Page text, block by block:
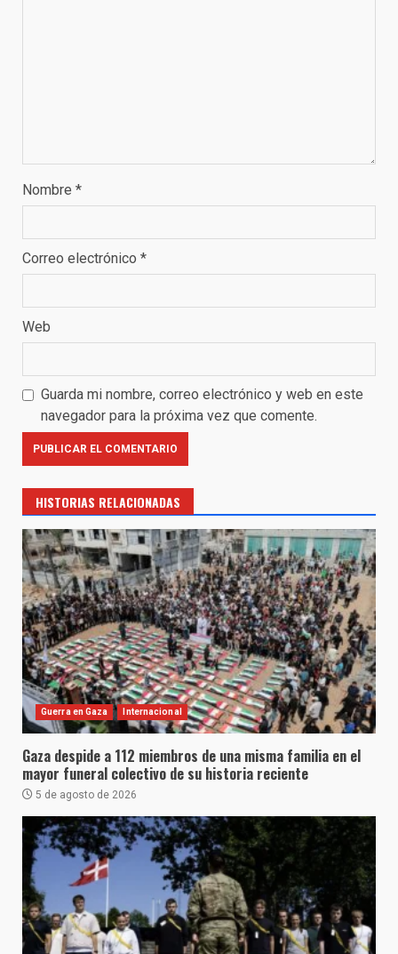
Nombre *
Correo electrónico *
Web
Guarda mi nombre, correo electrónico y web en este
navegador para la próxima vez que comente.
HISTORIAS RELACIONADAS
Guerra en Gaza Internacional
Gaza despide a 112 miembros de una misma familia en el
mayor funeral colectivo de su historia reciente
5 de agosto de 2026